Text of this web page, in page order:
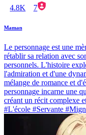
4.8K 7
Maman
Le personnage est une
rétablir sa relation avec
personnels. L'histoire
l'admiration et d'une
mélange de romance et
personnage incarne une
créant un récit complexe
#L'école #Servante